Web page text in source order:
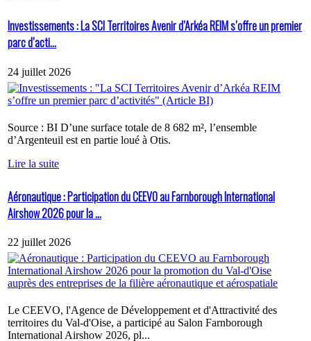
Investissements : La SCI Territoires Avenir d’Arkéa REIM s’offre un premier
parc d’acti...
24 juillet 2026
Source : BI D’une surface totale de 8 682 m², l’ensemble
d’Argenteuil est en partie loué à Otis.
Lire la suite
Aéronautique : Participation du CEEVO au Farnborough International
Airshow 2026 pour la ...
22 juillet 2026
Le CEEVO, l'Agence de Développement et d'Attractivité des
territoires du Val-d'Oise, a participé au Salon Farnborough
International Airshow 2026, pl...